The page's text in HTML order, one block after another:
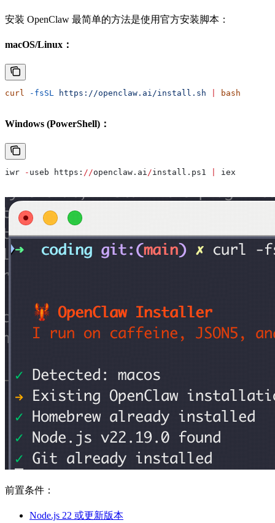
安装 OpenClaw 最简单的方法是使用官方安装脚本：
macOS/Linux：
curl -fsSL https://openclaw.ai/install.sh bash
Windows (PowerShell)：
iwr - useb https: //openclaw.ai /install.ps1 iex
前置条件：
Node.js 22 或更新版本